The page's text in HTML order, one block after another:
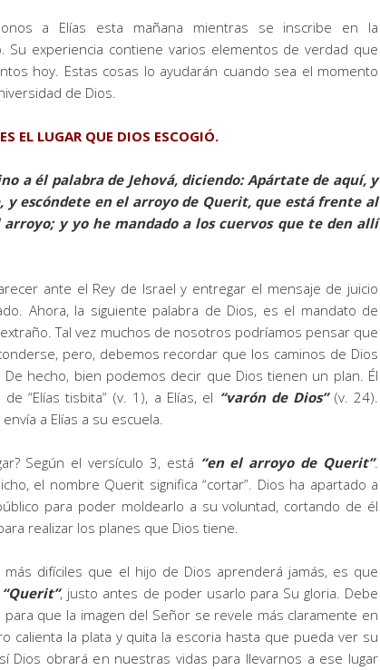
a Elías esta mañana mientras se inscribe en la
Su experiencia contiene varios elementos de verdad que
hoy. Estas cosas lo ayudarán cuando sea el momento
de Dios.
EL LUGAR QUE DIOS ESCOGIÓ.
a él palabra de Jehová, diciendo: Apártate de aquí, y
escóndete en el arroyo de Querit, que está frente al
arroyo; y yo he mandado a los cuervos que te den allí
ante el Rey de Israel y entregar el mensaje de juicio
Ahora, la siguiente palabra de Dios, es el mandato de
Tal vez muchos de nosotros podríamos pensar que
pero, debemos recordar que los caminos de Dios
hecho, bien podemos decir que Dios tienen un plan. Él
“Elías tisbita” (v. 1), a Elías, el “varón de Dios”(v. 24).
a Elías a su escuela.
Según el versículo 3, está “en el arroyo de Querit”.
el nombre Querit significa “cortar”. Dios ha apartado a
para poder moldearlo a su voluntad, cortando de él
realizar los planes que Dios tiene.
más difíciles que el hijo de Dios aprenderá jamás, es que
“Querit”, justo antes de poder usarlo para Su gloria. Debe
que la imagen del Señor se revele más claramente en
calienta la plata y quita la escoria hasta que pueda ver su
Dios obrará en nuestras vidas para llevarnos a ese lugar